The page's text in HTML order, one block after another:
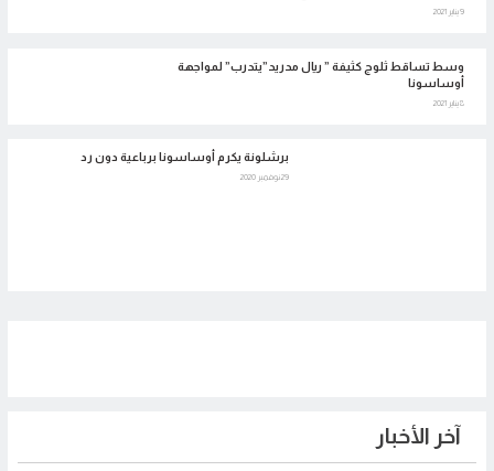
9 يناير 2021
وسط تساقط ثلوج كثيفة ” ريال مدريد”يتدرب” لمواجهة
أوساسونا
8 يناير 2021
برشلونة يكرم أوساسونا برباعية دون رد
29 نوفمبر 2020
آخر الأخبار